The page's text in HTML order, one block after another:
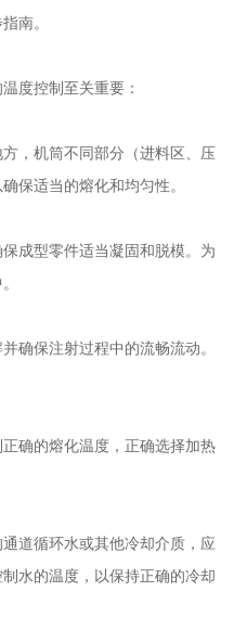
南。
度控制至关重要：
，机筒不同部分（进料区、压
保适当的熔化和均匀性。
成型零件适当凝固和脱模。为
确保注射过程中的流畅流动。
确的熔化温度，正确选择加热
道循环水或其他冷却介质，应
水的温度，以保持正确的冷却